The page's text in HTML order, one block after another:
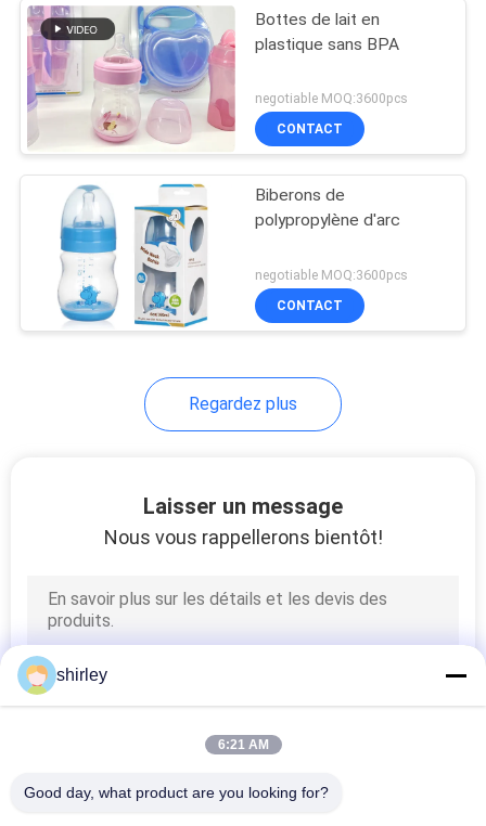
Bottes de lait en
plastique sans BPA
negotiable MOQ:3600pcs
CONTACT
Biberons de
polypropylène d'arc
negotiable MOQ:3600pcs
CONTACT
Regardez plus
Laisser un message
Nous vous rappellerons bientôt!
shirley
6:21 AM
Good day, what product are you looking for?